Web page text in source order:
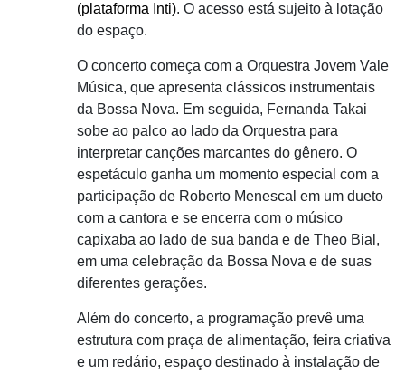
(plataforma Inti). O acesso está sujeito à lotação
do espaço.
O concerto começa com a Orquestra Jovem Vale
Música, que apresenta clássicos instrumentais
da Bossa Nova. Em seguida, Fernanda Takai
sobe ao palco ao lado da Orquestra para
interpretar canções marcantes do gênero. O
espetáculo ganha um momento especial com a
participação de Roberto Menescal em um dueto
com a cantora e se encerra com o músico
capixaba ao lado de sua banda e de Theo Bial,
em uma celebração da Bossa Nova e de suas
diferentes gerações.
Além do concerto, a programação prevê uma
estrutura com praça de alimentação, feira criativa
e um redário, espaço destinado à instalação de